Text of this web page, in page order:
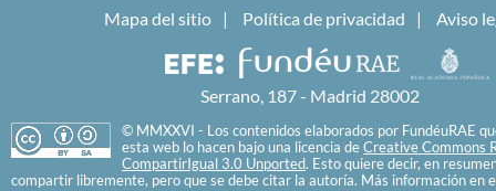
Mapa del sitio Política de privacidad Aviso
Serrano, 187 - Madrid 28002
© MMXXVI - Los contenidos elaborados por FundéuRAE
esta web lo hacen bajo una licencia de Creative Commons
CompartirIgual 3.0 Unported. Esto quiere decir, en
compartir libremente, pero que se debe citar la autoría. Más información en